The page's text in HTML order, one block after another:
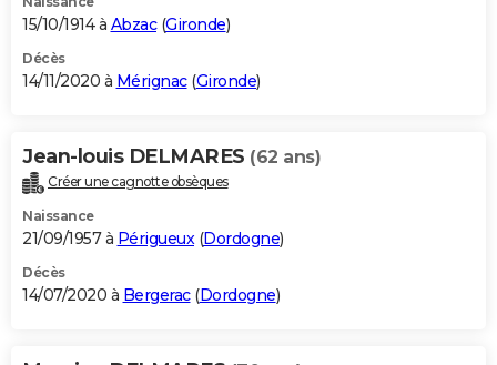
15/10/1914 à Abzac(Gironde)
Décès
14/11/2020 à Mérignac(Gironde)
Jean-louis DELMARES (62 ans)
Créer une cagnotte obsèques
Naissance
21/09/1957 à Périgueux(Dordogne)
Décès
14/07/2020 à Bergerac(Dordogne)